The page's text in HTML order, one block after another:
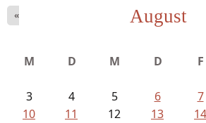
Goetze, Christina - Ade, du schöne...
August
«
M D M D F
3
4 5 6 7
10
11 12 13 14